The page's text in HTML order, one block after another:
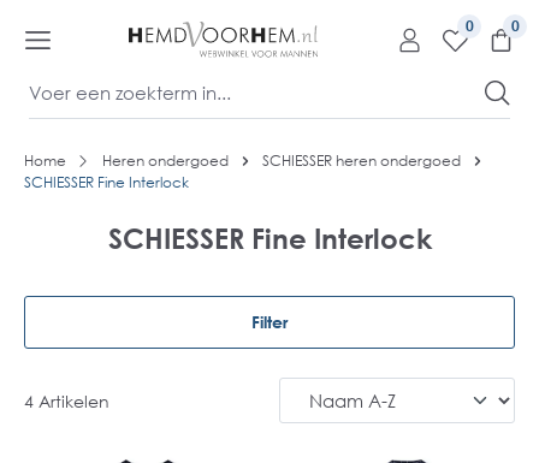
0
Home Heren ondergoed
SCHIESSER heren ondergoed
SCHIESSER Fine Interlock
SCHIESSER Fine Interlock
Filter
4 Artikelen